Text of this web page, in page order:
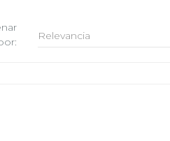
Relevancia